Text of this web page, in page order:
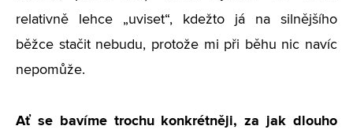
relativně lehce „uviset“, kdežto já na silnějšího
běžce stačit nebudu, protože mi při běhu nic navíc
nepomůže.
Ať se bavíme trochu konkrétněji, za jak dlouho